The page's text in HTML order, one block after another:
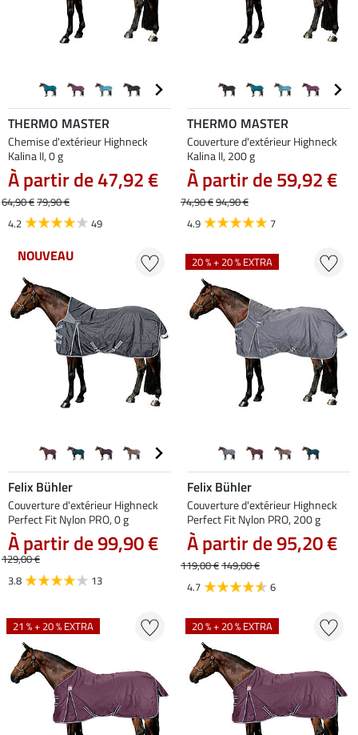
THERMO MASTER
Chemise d'extérieur Highneck
Kalina II, 0 g
À partir de 47,92 €
64,90 €79,90 €
4.2
49
THERMO MASTER
Couverture d'extérieur Highneck
Kalina II, 200 g
À partir de 59,92 €
74,90 €94,90 €
4.9
7
NOUVEAU
Felix Bühler
Couverture d'extérieur Highneck
Perfect Fit Nylon PRO, 0 g
À partir de 99,90 €
129,00 €
3.8
13
20 % + 20 % EXTRA
Felix Bühler
Couverture d'extérieur Highneck
Perfect Fit Nylon PRO, 200 g
À partir de 95,20 €
119,00 €149,00 €
4.7
6
21 % + 20 % EXTRA 20 % + 20 % EXTRA